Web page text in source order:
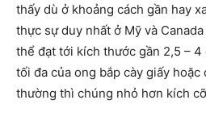
thấy dù ở khoảng cách gần hay
thực sự duy nhất ở Mỹ và
thể đạt tới kích thước gần 2,5 –
tối đa của ong bắp cày giấy hoặc
thường thì chúng nhỏ hơn kích